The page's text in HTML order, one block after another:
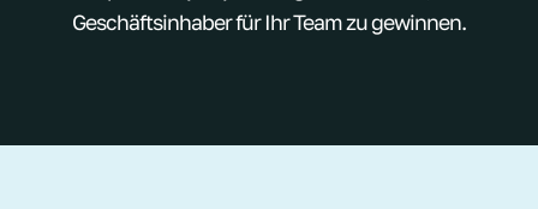
Geschäftsinhaber für Ihr Team zu gewinnen.